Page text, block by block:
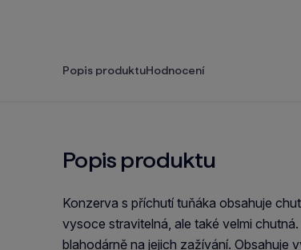
Popis produktuHodnocení
Popis produktu
Konzerva s příchutí tuňáka obsahuje
vysoce stravitelná, ale také velmi
blahodárně na jejich zažívání. Obsahuje